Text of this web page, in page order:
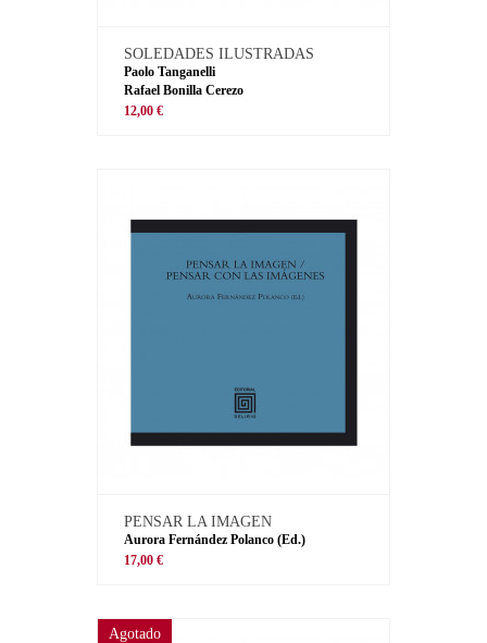
SOLEDADES ILUSTRADAS
Paolo Tanganelli
Rafael Bonilla Cerezo
12,00 €
PENSAR LA IMAGEN
Aurora Fernández Polanco (Ed.)
17,00 €
Agotado